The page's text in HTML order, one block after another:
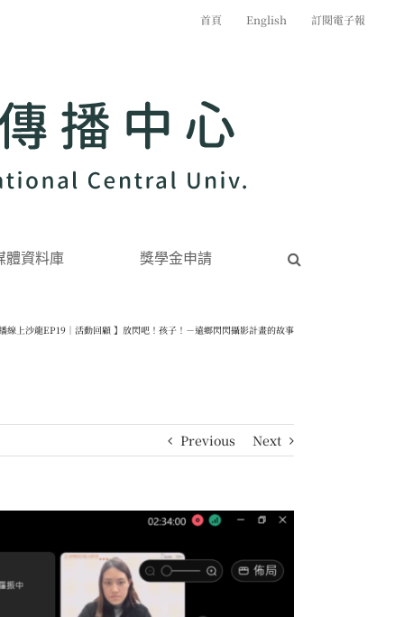
首頁 English 訂閱電子報
體資料庫 獎學金申請
播線上沙龍EP19｜活動回顧 】放閃吧！孩子！－遠鄉閃閃攝影計畫的故事
Previous Next